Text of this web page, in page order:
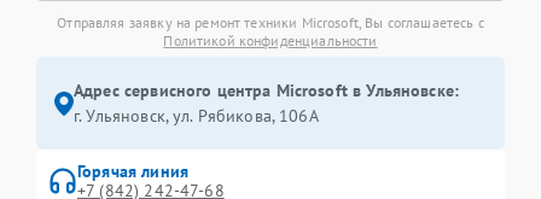
Отправляя заявку на ремонт техники Microsoft, Вы соглашаетесь с
Политикой конфиденциальности
Адрес сервисного центра Microsoft в Ульяновске:
г. Ульяновск, ул. Рябикова, 106А
Горячая линия
+7 (842) 242-47-68